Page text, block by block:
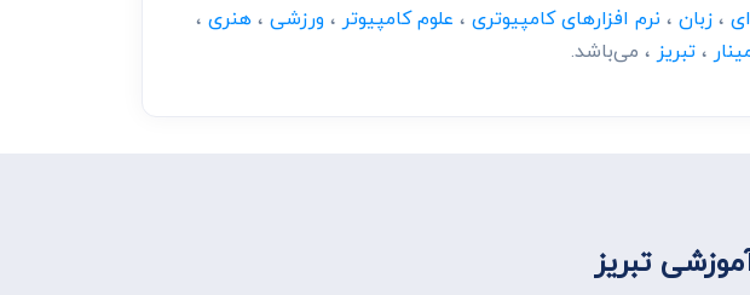
،زبان ، نرم افزارهای کامپیوتری ، علوم کامپیوتر ، ورزشی ،هنری ،
،تبریز ، می‌باشد.
تبریز